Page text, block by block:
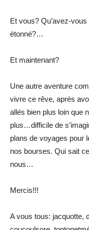
Et vous? Qu’avez-
étonné?…
Et maintenant?
Une autre aventure
vivre ce rêve, après
allés bien plus loin que
plus…difficile de
plans de voyages pour
nos bourses. Qui sait
nous…
Mercis!!!
A vous tous: jacquotte,